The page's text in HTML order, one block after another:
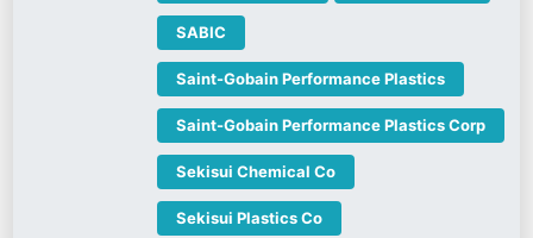
SABIC
Saint-Gobain Performance Plastics
Saint-Gobain Performance Plastics Corp
Sekisui Chemical Co
Sekisui Plastics Co